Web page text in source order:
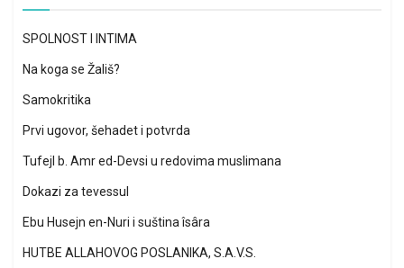
SPOLNOST I INTIMA
Na koga se Žališ?
Samokritika
Prvi ugovor, šehadet i potvrda
Tufejl b. Amr ed-Devsi u redovima muslimana
Dokazi za tevessul
Ebu Husejn en-Nuri i suština îsâra
HUTBE ALLAHOVOG POSLANIKA, S.A.V.S.